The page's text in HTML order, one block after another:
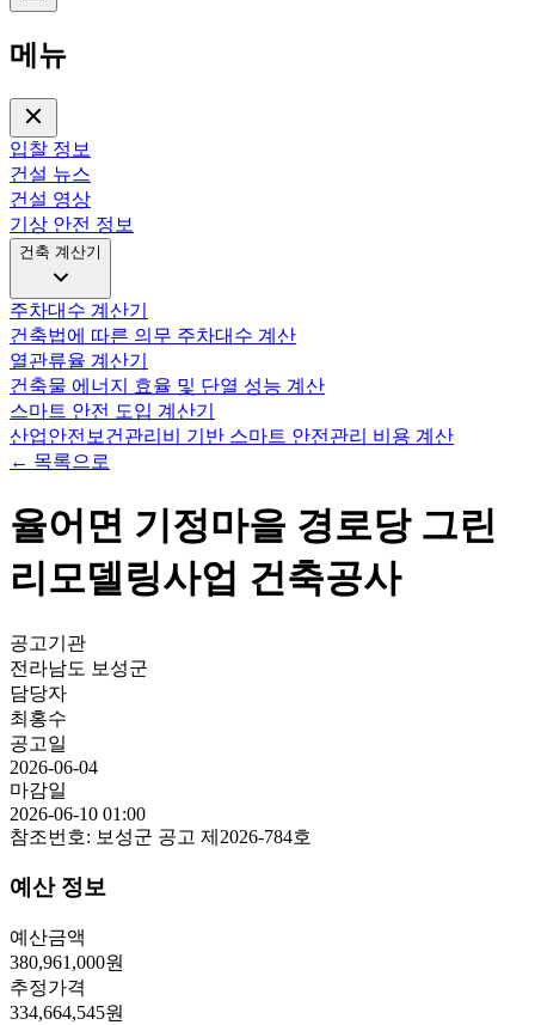
메뉴
입찰 정보
건설 뉴스
건설 영상
기상 안전 정보
건축 계산기
주차대수 계산기
건축법에 따른 의무 주차대수 계산
열관류율 계산기
건축물 에너지 효율 및 단열 성능 계산
스마트 안전 도입 계산기
산업안전보건관리비 기반 스마트 안전관리 비용 계산
← 목록으로
율어면 기정마을 경로당 그린
리모델링사업 건축공사
공고기관
전라남도 보성군
담당자
최홍수
공고일
2026-06-04
마감일
2026-06-10 01:00
참조번호: 보성군 공고 제2026-784호
예산 정보
예산금액
380,961,000원
추정가격
334,664,545원